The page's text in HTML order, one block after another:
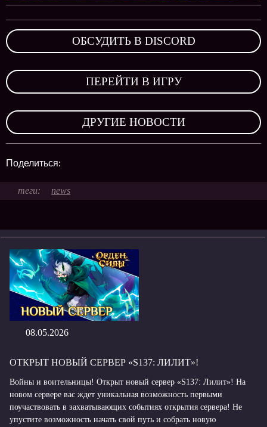
ОБСУДИТЬ В DISCORD
ПЕРЕЙТИ В ИГРУ
ДРУГИЕ НОВОСТИ
Поделиться:
news
08.05.2026
ОТКРЫТ НОВЫЙ СЕРВЕР «S137: ЛИЛИТ»!
Войны и воительницы! Открыт новый сервер «S137: Лилит»! На
новом сервере вас ждет уникальная возможность первыми
поучаствовать в захватывающих событиях открытия сервера! Не
упустите возможность начать свой путь и собрать новую